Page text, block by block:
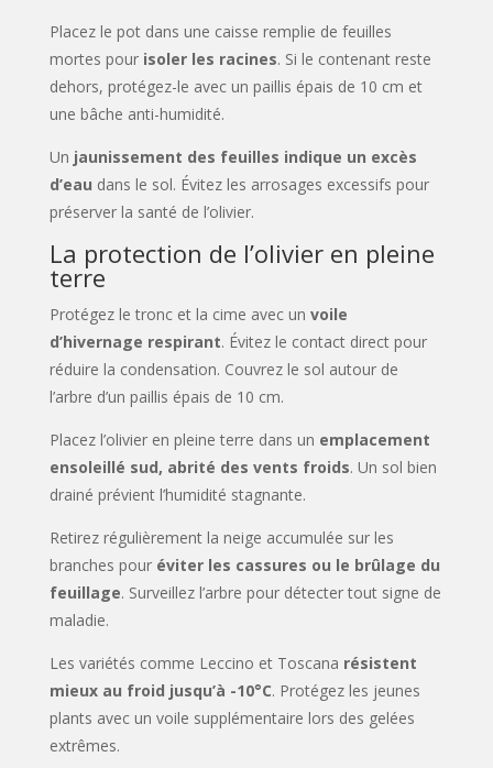
Placez le pot dans une caisse remplie de feuilles
mortes pour isoler les racines. Si le contenant reste
dehors, protégez-le avec un paillis épais de 10 cm et
une bâche anti-humidité.
Un jaunissement des feuilles indique un excès
d’eau dans le sol. Évitez les arrosages excessifs pour
préserver la santé de l’olivier.
La protection de l’olivier en pleine
terre
Protégez le tronc et la cime avec un voile
d’hivernage respirant. Évitez le contact direct pour
réduire la condensation. Couvrez le sol autour de
l’arbre d’un paillis épais de 10 cm.
Placez l’olivier en pleine terre dans un emplacement
ensoleillé sud, abrité des vents froids. Un sol bien
drainé prévient l’humidité stagnante.
Retirez régulièrement la neige accumulée sur les
branches pour éviter les cassures ou le brûlage du
feuillage. Surveillez l’arbre pour détecter tout signe de
maladie.
Les variétés comme Leccino et Toscana résistent
mieux au froid jusqu’à -10°C. Protégez les jeunes
plants avec un voile supplémentaire lors des gelées
extrêmes.